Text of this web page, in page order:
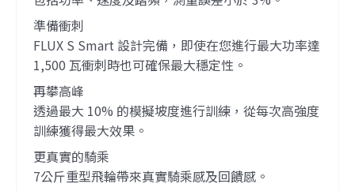
準備衝刺
FLUX S Smart 設計完備，即使在您進行最大功率達
1,500 瓦衝刺時也可確保最大穩定性。
再攀高峰
透過最大 10% 的模擬坡度進行訓練，從每次高強度
訓練獲得最大效果。
更真實的騎乘
7公斤重型飛輪帶來真實騎乘感及回饋感。